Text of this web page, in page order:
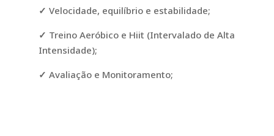
✓ Velocidade, equilíbrio e estabilidade;
✓ Treino Aeróbico e Hiit (Intervalado de Alta
Intensidade);
✓ Avaliação e Monitoramento;